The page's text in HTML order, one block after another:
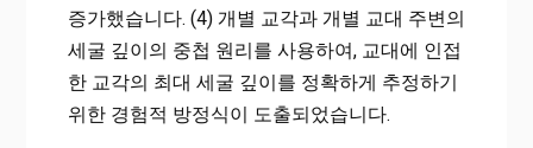
증가했습니다. (4) 개별 교각과 개별 교대 주변의
세굴 깊이의 중첩 원리를 사용하여, 교대에 인접
한 교각의 최대 세굴 깊이를 정확하게 추정하기
위한 경험적 방정식이 도출되었습니다.